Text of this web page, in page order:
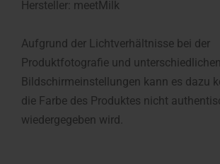
Hersteller: meetMilk
Aufgrund der Lichtverhältnisse bei der
Produktfotografie und unterschiedlichen
Bildschirmeinstellungen kann es dazu
die Farbe des Produktes nicht
wiedergegeben wird.